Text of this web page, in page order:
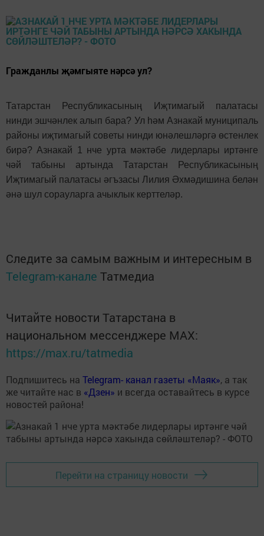
Гражданлы җәмгыяте нәрсә ул?
Татарстан Республикасының Иҗтимагый палатасы
нинди эшчәнлек алып бара? Ул һәм Азнакай муниципаль
районы иҗтимагый советы нинди юнәлешләргә өстенлек
бирә? Азнакай 1 нче урта мәктәбе лидерлары иртәнге
чәй табыны артында Татарстан Республикасының
Иҗтимагый палатасы әгъзасы Лилия Әхмәдишина белән
әнә шул сорауларга ачыклык керттеләр.
Следите за самым важным и интересным в
Telegram-канале Татмедиа
Читайте новости Татарстана в
национальном мессенджере MАХ:
https://max.ru/tatmedia
Подпишитесь на Telegram- канал газеты «Маяк», а так
же читайте нас в «Дзен» и всегда оставайтесь в курсе
новостей района!
Перейти на страницу новости